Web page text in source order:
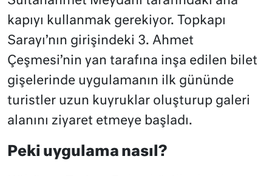
kapıyı kullanmak gerekiyor. Topkapı
Sarayı’nın girişindeki 3. Ahmet
Çeşmesi’nin yan tarafına inşa edilen bilet
gişelerinde uygulamanın ilk gününde
turistler uzun kuyruklar oluşturup galeri
alanını ziyaret etmeye başladı.
Peki uygulama nasıl?